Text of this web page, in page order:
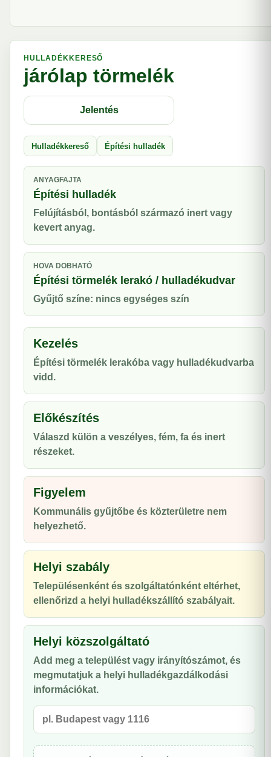
HULLADÉKKERESŐ
járólap törmelék
Jelentés
Hulladékkereső Építési hulladék
ANYAGFAJTA
Építési hulladék
Felújításból, bontásból származó inert vagy
kevert anyag.
HOVA DOBHATÓ
Építési törmelék lerakó / hulladékudvar
Gyűjtő színe: nincs egységes szín
Kezelés
Építési törmelék lerakóba vagy hulladékudvarba
vidd.
Előkészítés
Válaszd külön a veszélyes, fém, fa és inert
részeket.
Figyelem
Kommunális gyűjtőbe és közterületre nem
helyezhető.
Helyi szabály
Településenként és szolgáltatónként eltérhet,
ellenőrizd a helyi hulladékszállító szabályait.
Helyi közszolgáltató
Add meg a települést vagy irányítószámot, és
megmutatjuk a helyi hulladékgazdálkodási
információkat.